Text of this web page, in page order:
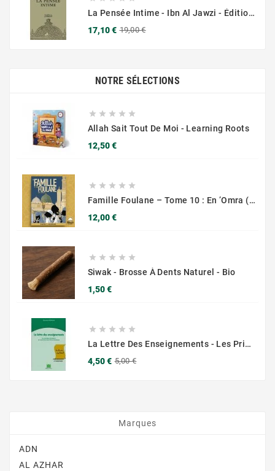
La Pensée Intime - Ibn Al Jawzi - Éditions Chama (Al Azhar)
17,10 € 19,00 €
NOTRE SÉLECTIONS
    
Allah Sait Tout De Moi - Learning Roots
12,50 €Prix
    
Famille Foulane – Tome 10 : En ’Omra (Partie 1 : Madinah)
12,00 €Prix
    
Siwak - Brosse À Dents Naturel - Bio
1,50 €Prix
    
La Lettre Des Enseignements - Les Principes Fondateurs Des Frères Musulmans - Hassan Al Banna - Chama Al Azhar
4,50 € 5,00 €
Marques
ADN
AL AZHAR